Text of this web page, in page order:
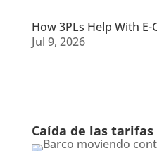
How 3PLs Help With
Jul 9, 2026
Caída de las